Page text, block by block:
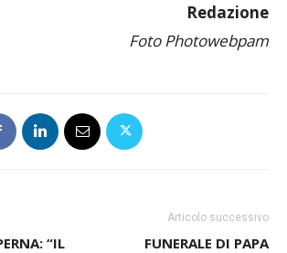
Redazione
Foto Photowebpam
“IL
Articolo successivo
FUNERALE DI PAPA